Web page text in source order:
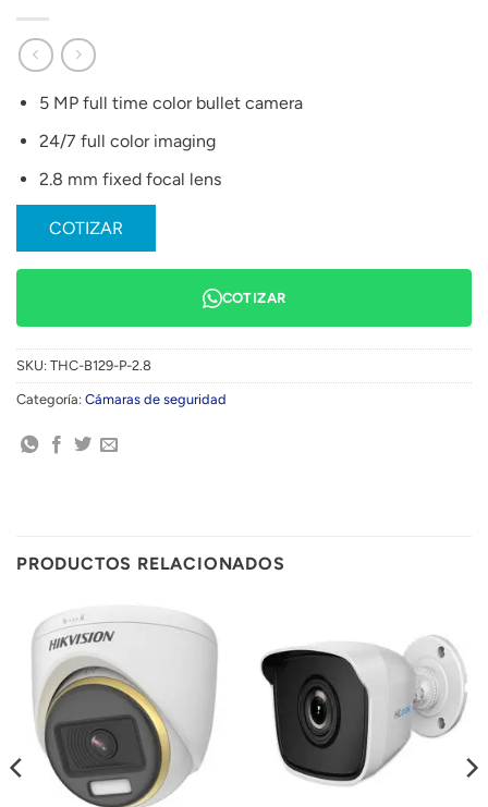
5 MP full time color bullet camera
24/7 full color imaging
2.8 mm fixed focal lens
COTIZAR
COTIZAR
SKU: THC-B129-P-2.8
Categoría: Cámaras de seguridad
PRODUCTOS RELACIONADOS